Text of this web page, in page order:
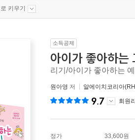
키우기
소득공제
아이가 좋아하는
리기/아이가 좋아하는
원아영 저 알에이치코리아
9.7 회원
정가 33,600원